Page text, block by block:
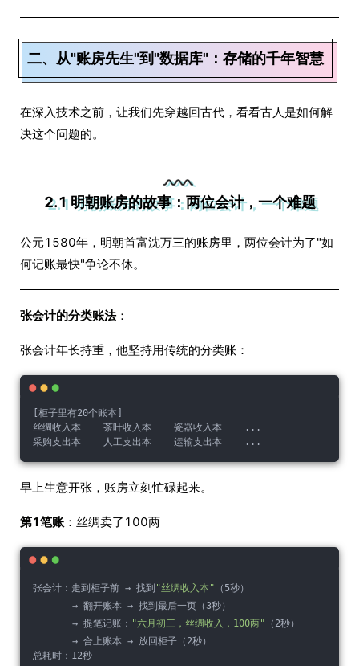
二、从"账房先生"到"数据库"：存储的千年智慧
在深入技术之前，让我们先穿越回古代，看看古人是如何解
决这个问题的。
2.1 明朝账房的故事：两位会计，一个难题
公元1580年，明朝首富沈万三的账房里，两位会计为了"如
何记账最快"争论不休。
张会计的分类账法：
张会计年长持重，他坚持用传统的分类账：
[柜子里有20个账本]
丝绸收入本    茶叶收入本    瓷器收入本    ...
采购支出本    人工支出本    运输支出本    ...
早上生意开张，账房立刻忙碌起来。
第1笔账 ：丝绸卖了100两
张会计：走到柜子前 → 找到 "丝绸收入本" （5秒）
→ 翻开账本 → 找到最后一页（3秒）
→ 提笔记账： "六月初三，丝绸收入，100两" （2秒）
→ 合上账本 → 放回柜子（2秒）
总耗时：12秒